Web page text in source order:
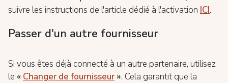
suivre les instructions de l'article dédié à l'activation ICI.
Passer d'un autre fournisseur
Si vous êtes déjà connecté à un autre partenaire, utilisez
le « Changer de fournisseur ». Cela garantit que la